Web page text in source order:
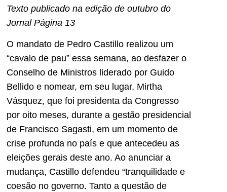
Texto publicado na edição de outubro do
Jornal Página 13
O mandato de Pedro Castillo realizou um
“cavalo de pau” essa semana, ao desfazer o
Conselho de Ministros liderado por Guido
Bellido e nomear, em seu lugar, Mirtha
Vásquez, que foi presidenta da Congresso
por oito meses, durante a gestão presidencial
de Francisco Sagasti, em um momento de
crise profunda no país e que antecedeu as
eleições gerais deste ano. Ao anunciar a
mudança, Castillo defendeu “tranquilidade e
coesão no governo. Tanto a questão de